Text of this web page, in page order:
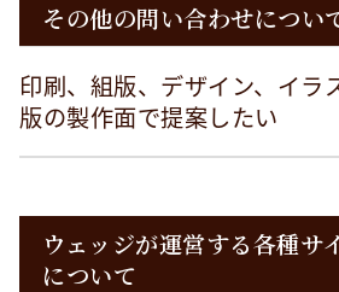
その他の問い合わせについ
印刷、組版、デザイン、イラ
版の製作面で提案したい
ウェッジが運営する各種サ
について